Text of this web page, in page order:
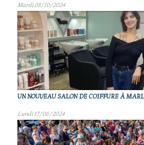
Mardi 08/10/2024
UN NOUVEAU SALON DE COIFFURE À
Lundi 17/06/2024